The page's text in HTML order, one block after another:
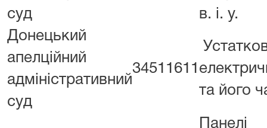
суд
в. і. у.
Донецький
апелційний
адміністративний
суд
34511611
та його
Панелі